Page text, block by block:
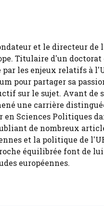
et le directeur de
Titulaire d'un doctorat
les enjeux relatifs à
pour partager sa
sur le sujet. Avant de
une carrière
en Sciences Politiques
de nombreux
et la politique de
équilibrée font de
européennes.